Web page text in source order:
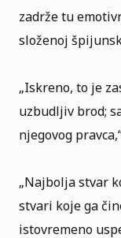
zadrže tu
složenoj
„Iskreno, to je
uzbudljiv brod;
njegovog
„Najbolja stvar
stvari koje ga
istovremeno